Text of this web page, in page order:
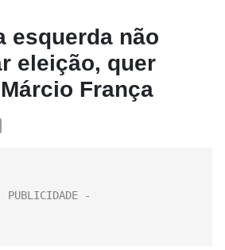
esquerda não
eleição, quer
França